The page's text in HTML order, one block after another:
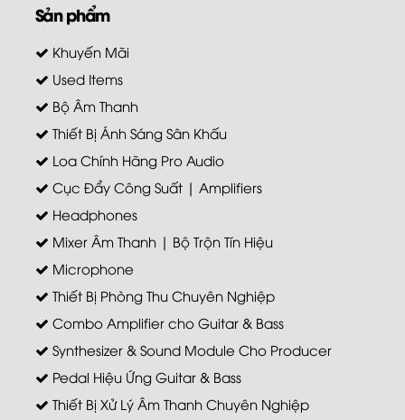
Sản phẩm
Khuyến Mãi
Used Items
Bộ Âm Thanh
Thiết Bị Ánh Sáng Sân Khấu
Loa Chính Hãng Pro Audio
Cục Đẩy Công Suất | Amplifiers
Headphones
Mixer Âm Thanh | Bộ Trộn Tín Hiệu
Microphone
Thiết Bị Phòng Thu Chuyên Nghiệp
Combo Amplifier cho Guitar & Bass
Synthesizer & Sound Module Cho Producer
Pedal Hiệu Ứng Guitar & Bass
Thiết Bị Xử Lý Âm Thanh Chuyên Nghiệp